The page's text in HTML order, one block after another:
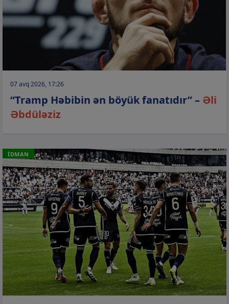
07 avq 2026, 17:26
“Tramp Həbibin ən böyük fanatıdır” – Əli
Əbdüləziz
İDMAN